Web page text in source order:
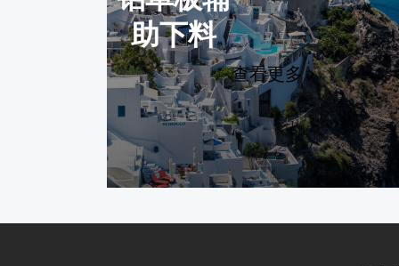
大空间扫描技术在建筑领域的应用
助下料
查看更多